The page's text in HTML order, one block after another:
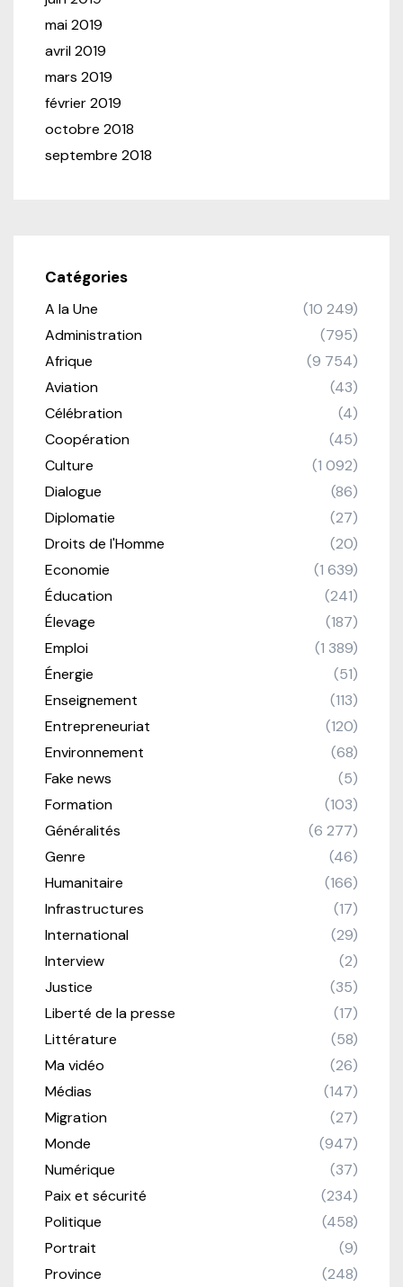
mai 2019
avril 2019
mars 2019
février 2019
octobre 2018
septembre 2018
Catégories
A la Une
(10 249)
Administration
(795)
Afrique
(9 754)
Aviation
(43)
Célébration
(4)
Coopération
(45)
Culture
(1 092)
Dialogue
(86)
Diplomatie
(27)
Droits de l'Homme
(20)
Economie
(1 639)
Éducation
(241)
Élevage
(187)
Emploi
(1 389)
Énergie
(51)
Enseignement
(113)
Entrepreneuriat
(120)
Environnement
(68)
Fake news
(5)
Formation
(103)
Généralités
(6 277)
Genre
(46)
Humanitaire
(166)
Infrastructures
(17)
International
(29)
Interview
(2)
Justice
(35)
Liberté de la presse
(17)
Littérature
(58)
Ma vidéo
(26)
Médias
(147)
Migration
(27)
Monde
(947)
Numérique
(37)
Paix et sécurité
(234)
Politique
(458)
Portrait
(9)
Province
(248)